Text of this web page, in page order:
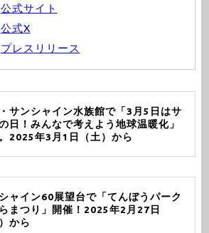
公式サイト
公式X
プレスリリース
サンシャイン水族館で「3月5日はサ
日！みんなで考えよう地球温暖化」
2025年3月1日（土）から
ャイン60展望台で「てんぼうパーク
まつり」開催！2025年2月27日
から